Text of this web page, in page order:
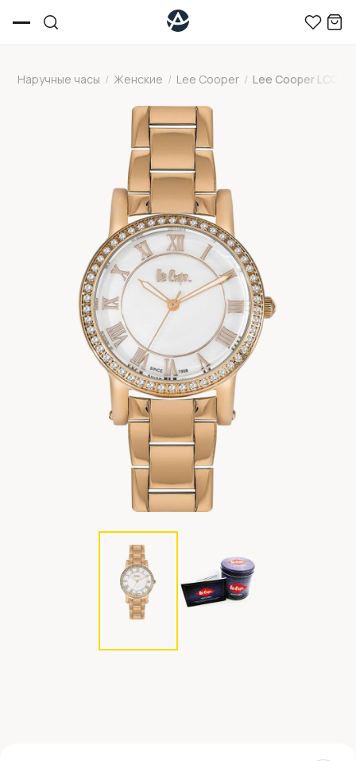
Наручные часы / Женские / Lee Cooper / Lee Cooper